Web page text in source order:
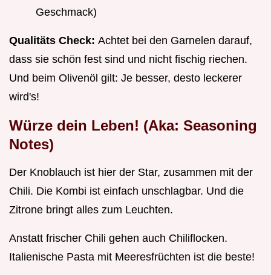
Geschmack)
Qualitäts Check: Achtet bei den Garnelen darauf,
dass sie schön fest sind und nicht fischig riechen.
Und beim Olivenöl gilt: Je besser, desto leckerer
wird's!
Würze dein Leben! (Aka: Seasoning
Notes)
Der Knoblauch ist hier der Star, zusammen mit der
Chili. Die Kombi ist einfach unschlagbar. Und die
Zitrone bringt alles zum Leuchten.
Anstatt frischer Chili gehen auch Chiliflocken.
Italienische Pasta mit Meeresfrüchten ist die beste!